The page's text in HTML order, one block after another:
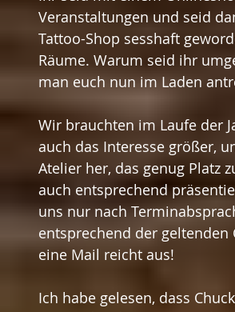
Veranstaltungen und seid
Tattoo-Shop sesshaft
Räume. Warum seid ihr
man euch nun im Laden
Wir brauchten im Laufe der
auch das Interesse größer,
Atelier her, das genug Platz
auch entsprechend
uns nur nach
entsprechend der
eine Mail reicht aus!
Ich habe gelesen, dass